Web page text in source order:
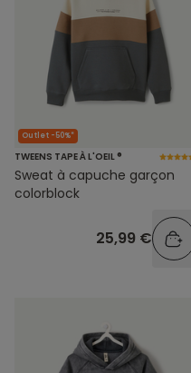
Outlet -50%*
TWEENS TAPE À L'OEIL ®
Sweat à capuche garçon
colorblock
25,99 €